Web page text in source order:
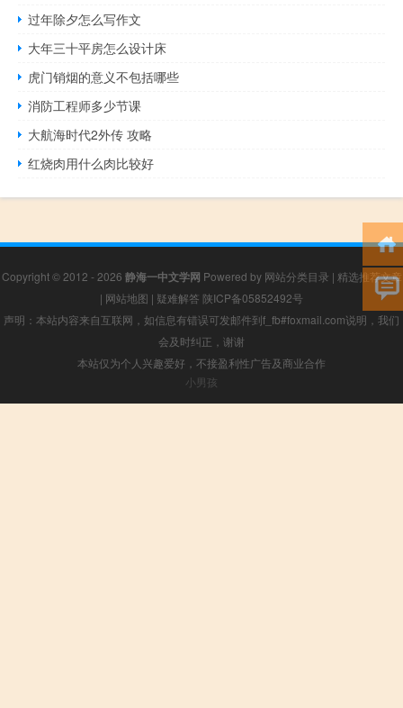
过年除夕怎么写作文
大年三十平房怎么设计床
虎门销烟的意义不包括哪些
消防工程师多少节课
大航海时代2外传 攻略
红烧肉用什么肉比较好
Copyright © 2012 - 2026 静海一中文学网 Powered by 网站分类目录 | 精选推荐文章
| 网站地图 | 疑难解答 陕ICP备05852492号
声明：本站内容来自互联网，如信息有错误可发邮件到f_fb#foxmail.com说明，我们
会及时纠正，谢谢
本站仅为个人兴趣爱好，不接盈利性广告及商业合作
小男孩